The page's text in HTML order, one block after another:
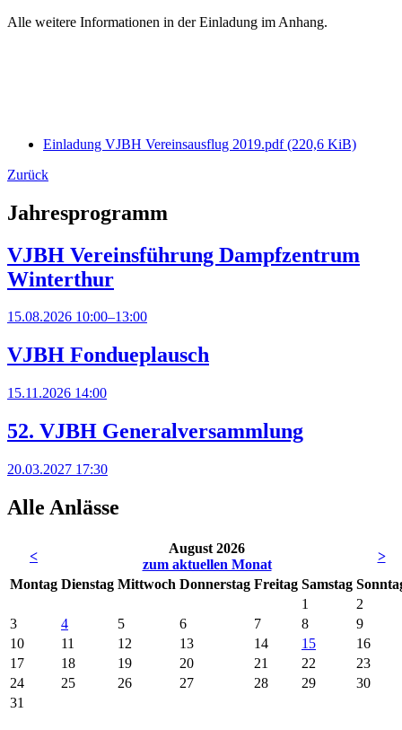
Alle weitere Informationen in der Einladung im Anhang.
Einladung VJBH Vereinsausflug 2019.pdf(220,6 KiB)
Zurück
Jahresprogramm
VJBH Vereinsführung Dampfzentrum
Winterthur
15.08.2026 10:00–13:00
VJBH Fondueplausch
15.11.2026 14:00
52. VJBH Generalversammlung
20.03.2027 17:30
Alle Anlässe
<
August 2026
zum aktuellen Monat
>
Montag Dienstag Mittwoch Donnerstag Freitag Samstag So
1
2
3
4 5 6 7 8
9
10
11 12 13 14 15
16
17
18 19 20 21 22
23
24
25 26 27 28 29
30
31